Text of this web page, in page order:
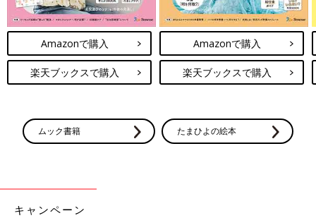
Amazonで購入
楽天ブックスで購入
Amazonで購入
楽天ブックスで購入
ムック書籍 たまひよの絵本
キャンペーン